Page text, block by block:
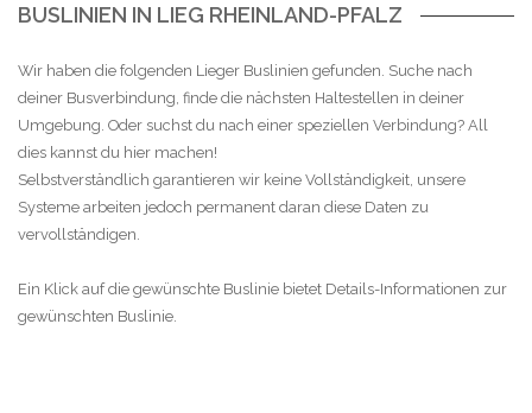
BUSLINIEN IN LIEG RHEINLAND-PFALZ
Wir haben die folgenden Lieger Buslinien gefunden. Suche nach
deiner Busverbindung, finde die nächsten Haltestellen in deiner
Umgebung. Oder suchst du nach einer speziellen Verbindung? All
dies kannst du hier machen!
Selbstverständlich garantieren wir keine Vollständigkeit, unsere
Systeme arbeiten jedoch permanent daran diese Daten zu
vervollständigen.
Ein Klick auf die gewünschte Buslinie bietet Details-Informationen zur
gewünschten Buslinie.